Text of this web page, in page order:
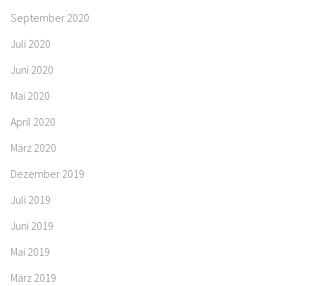
September 2020
Juli 2020
Juni 2020
Mai 2020
April 2020
März 2020
Dezember 2019
Juli 2019
Juni 2019
Mai 2019
März 2019